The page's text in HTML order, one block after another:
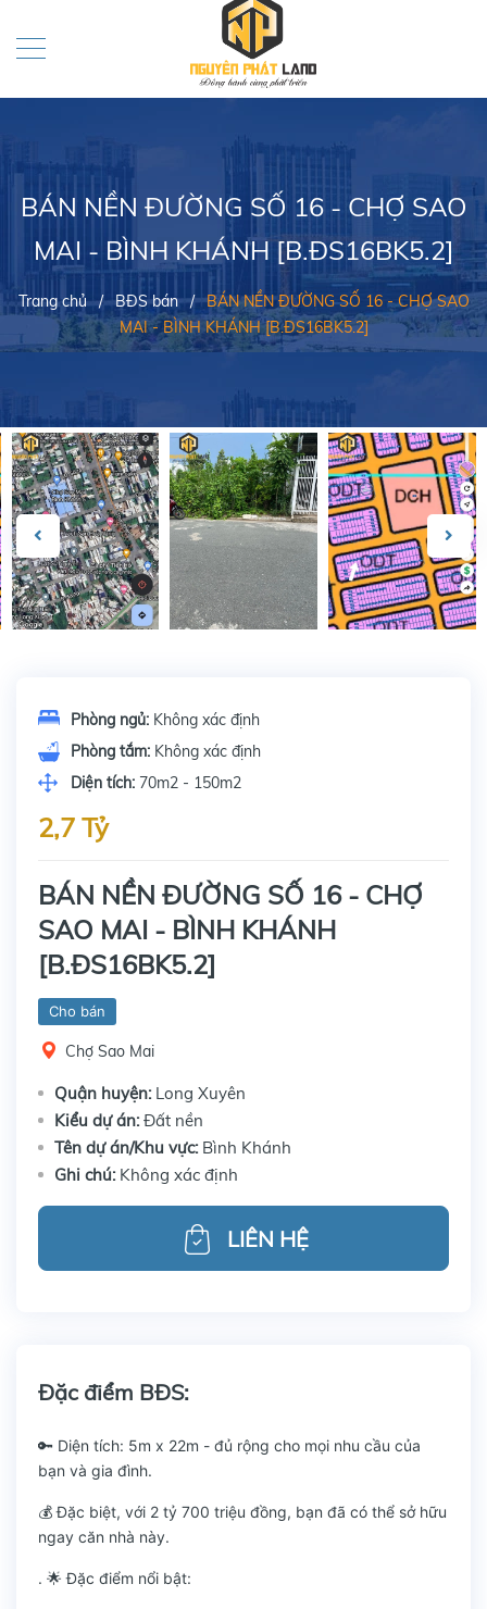
BÁN NỀN ĐƯỜNG SỐ 16 - CHỢ SAO
MAI - BÌNH KHÁNH [B.ĐS16BK5.2]
Trang chủ / BĐS bán / BÁN NỀN ĐƯỜNG SỐ 16 - CHỢ SAO
MAI - BÌNH KHÁNH [B.ĐS16BK5.2]
Phòng ngủ: Không xác định
Phòng tắm: Không xác định
Diện tích: 70m2 - 150m2
2,7 Tỷ
BÁN NỀN ĐƯỜNG SỐ 16 - CHỢ
SAO MAI - BÌNH KHÁNH
[B.ĐS16BK5.2]
Cho bán
Chợ Sao Mai
Quận huyện: Long Xuyên
Kiểu dự án:Đất nền
Tên dự án/Khu vực: Bình Khánh
Ghi chú: Không xác định
LIÊN HỆ
Đặc điểm BĐS:
🔑 Diện tích: 5m x 22m - đủ rộng cho mọi nhu cầu của
bạn và gia đình.
💰 Đặc biệt, với 2 tỷ 700 triệu đồng, bạn đã có thể sở hữu
ngay căn nhà này.
. 🌟 Đặc điểm nổi bật: